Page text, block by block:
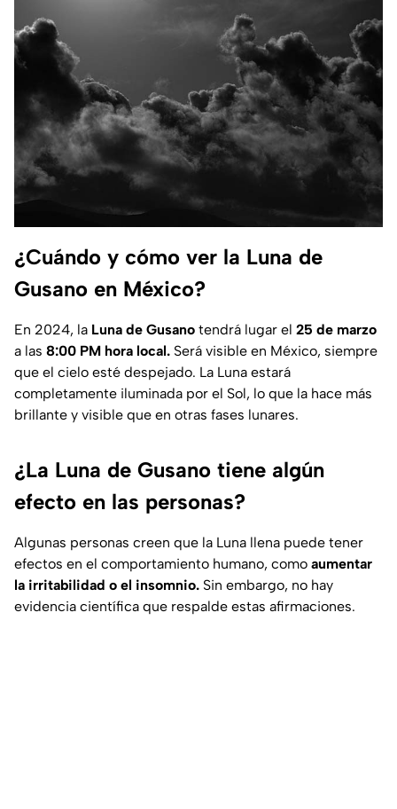
¿Cuándo y cómo ver la Luna de
Gusano en México?
En 2024, la Luna de Gusano tendrá lugar el 25 de marzo
a las 8:00 PM hora local. Será visible en México, siempre
que el cielo esté despejado. La Luna estará
completamente iluminada por el Sol, lo que la hace más
brillante y visible que en otras fases lunares.
¿La Luna de Gusano tiene algún
efecto en las personas?
Algunas personas creen que la Luna llena puede tener
efectos en el comportamiento humano, como aumentar
la irritabilidad o el insomnio. Sin embargo, no hay
evidencia científica que respalde estas afirmaciones.